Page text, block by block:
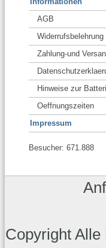
AGB
Widerrufsbelehrung
Zahlung-und
Hinweise zur
Oeffnungszeiten
Impressum
Besucher: 671.888
Copyright